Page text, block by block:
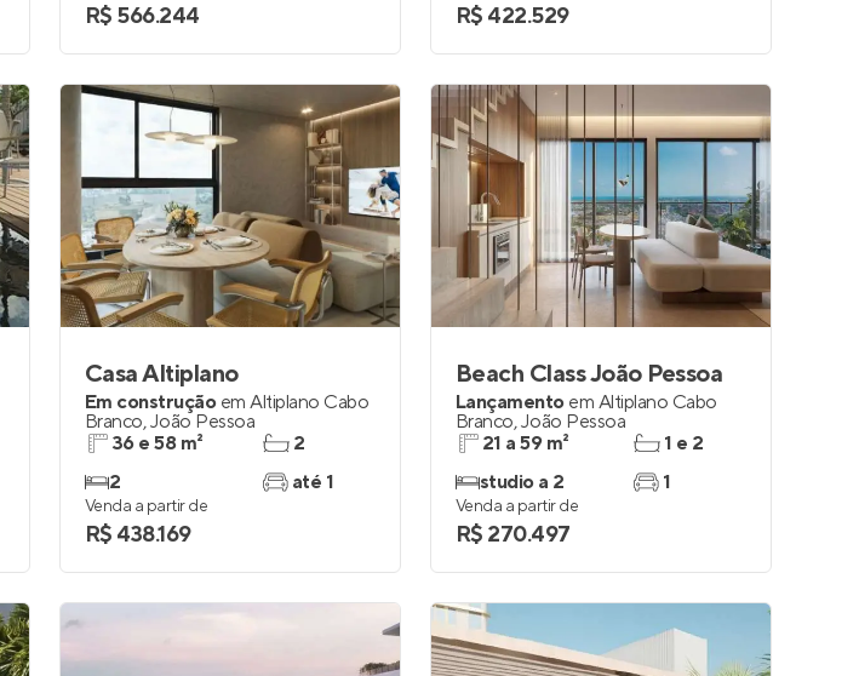
R$ 566.244 R$ 422.529
Casa Altiplano
Em construção em Altiplano Cabo
Branco,João Pessoa
36 e 58 m²
2
2
até 1
Venda a partir de
R$ 438.169
Beach Class João Pessoa
Lançamento em Altiplano Cabo
Branco,João Pessoa
21 a 59 m²
studio a 2
1 e 2
1
Venda a partir de
R$ 270.497